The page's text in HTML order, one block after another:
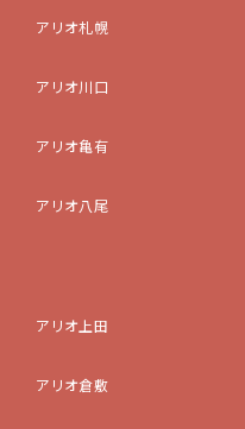
アリオ札幌
アリオ川口
アリオ亀有
アリオ八尾
アリオ上田
アリオ倉敷